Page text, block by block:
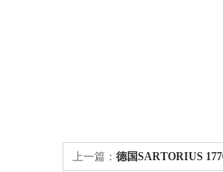
上一篇： 德国SARTORIUS